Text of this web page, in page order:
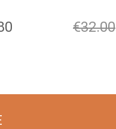
€32.00